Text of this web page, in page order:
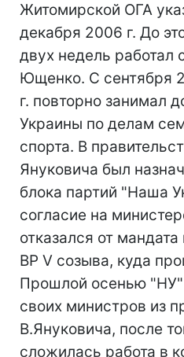
Житомирской ОГА
декабря 2006 г. До
двух недель работал
Ющенко. С сентября
г. повторно занимал
Украины по делам
спорта. В
Януковича был
блока партий "Наша
согласие на
отказался от
ВР V созыва, куда
Прошлой осенью "НУ"
своих министров из
В.Януковича, после
сложилась работа в